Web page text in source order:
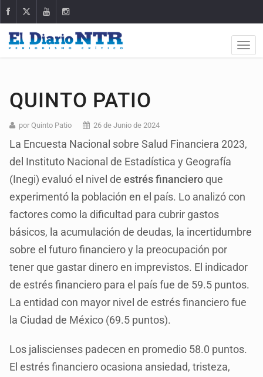
QUINTO PATIO
por Quinto Patio 26 de Junio de 2024
La Encuesta Nacional sobre Salud Financiera 2023,
del Instituto Nacional de Estadística y Geografía
(Inegi) evaluó el nivel deestrés financieroque
experimentó la población en el país. Lo analizó con
factores como la dificultad para cubrir gastos
básicos, la acumulación de deudas, la incertidumbre
sobre el futuro financiero y la preocupación por
tener que gastar dinero en imprevistos. El indicador
de estrés financiero para el país fue de 59.5 puntos.
La entidad con mayor nivel de estrés financiero fue
la Ciudad de México (69.5 puntos).
Los jaliscienses padecen en promedio 58.0 puntos.
El estrés financiero ocasiona ansiedad, tristeza,